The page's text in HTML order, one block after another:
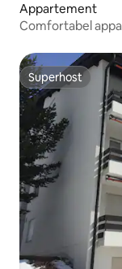
Appartement
Comfortabel
Superhost
Superhost